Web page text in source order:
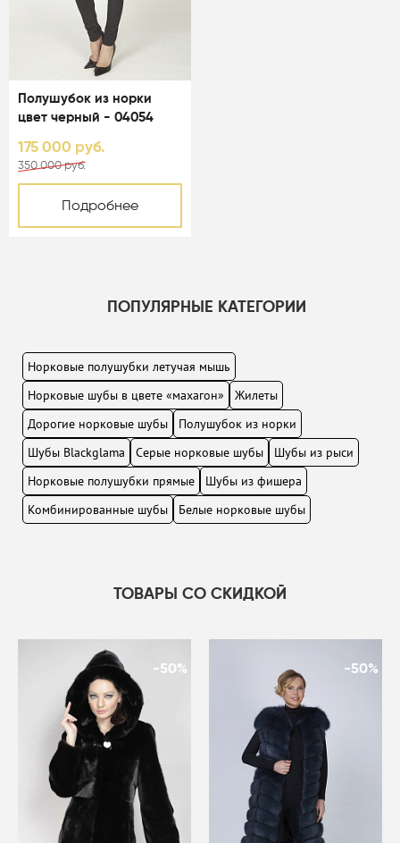
Полушубок из норки
цвет черный - 04054
175 000 руб.
350 000 руб.
Подробнее
ПОПУЛЯРНЫЕ КАТЕГОРИИ
Норковые полушубки летучая мышь
Норковые шубы в цвете «махагон»
Жилеты
Дорогие норковые шубы
Полушубок из норки
Шубы Blackglama
Серые норковые шубы
Шубы из рыси
Норковые полушубки прямые
Шубы из фишера
Комбинированные шубы
Белые норковые шубы
ТОВАРЫ СО СКИДКОЙ
-50% -50%